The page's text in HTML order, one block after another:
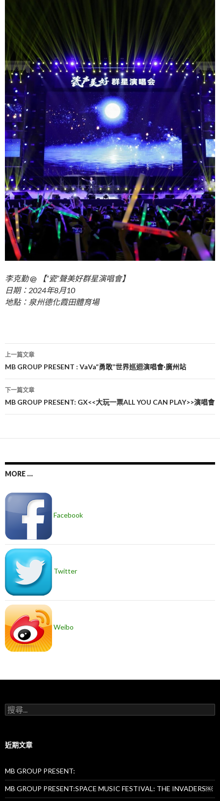
李克勤@
【“瓷”聲美好群星演唱會】
日期：2024年8月10
地點：泉州德化霞田體育場
文
章
導
覽
上一篇文章
MB GROUP PRESENT : VaVa“勇敢”世界巡迴演唱會·廣州站
下一篇文章
MB GROUP PRESENT: GX<<大玩一票ALL YOU CAN PLAY>>演唱會
MORE ...
Facebook
Twitter
Weibo
搜
尋
字:
近期文章
MB GROUP PRESENT:
MB GROUP PRESENT:SPACE MUSIC FESTIVAL: THE INVADERS￼